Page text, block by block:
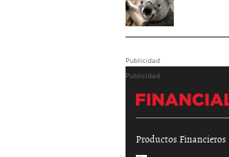
Publicidad
Publicidad
Productos Financieros